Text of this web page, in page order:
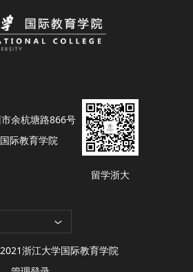
余杭塘路866号
教育学院
留学浙大
浙江大学国际教育学院